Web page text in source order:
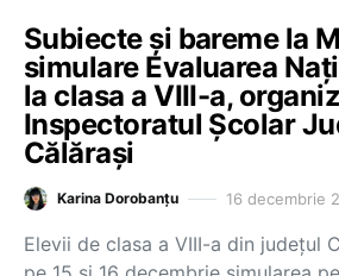
Subiecte și bareme la
simulare Evaluarea
la clasa a VIII-a,
Inspectoratul Școlar
Călărași
Karina Dorobanțu 16 decembrie
Elevii de clasa a VIII-a din județul